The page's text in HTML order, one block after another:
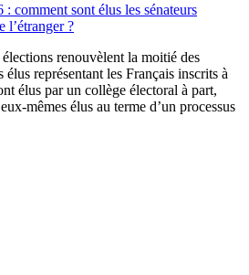
comment sont élus les sénateurs
l’étranger ?
renouvèlent la moitié des
élus représentant les Français inscrits à
élus par un collège électoral à part,
mêmes élus au terme d’un processus